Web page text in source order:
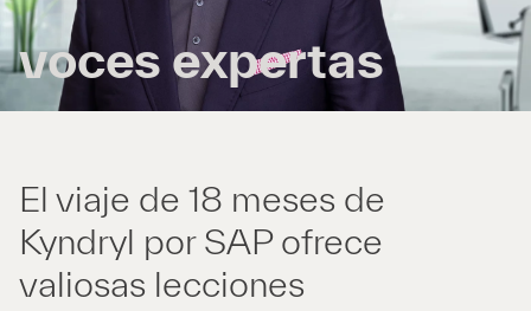
voces expertas
El viaje de 18 meses de
Kyndryl por SAP ofrece
valiosas lecciones